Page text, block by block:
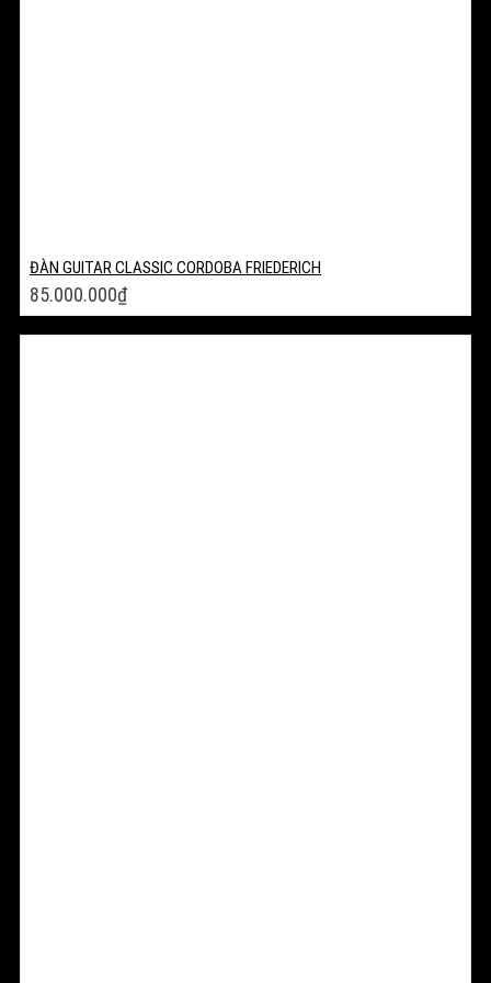
ĐÀN GUITAR CLASSIC CORDOBA FRIEDERICH
85.000.000₫